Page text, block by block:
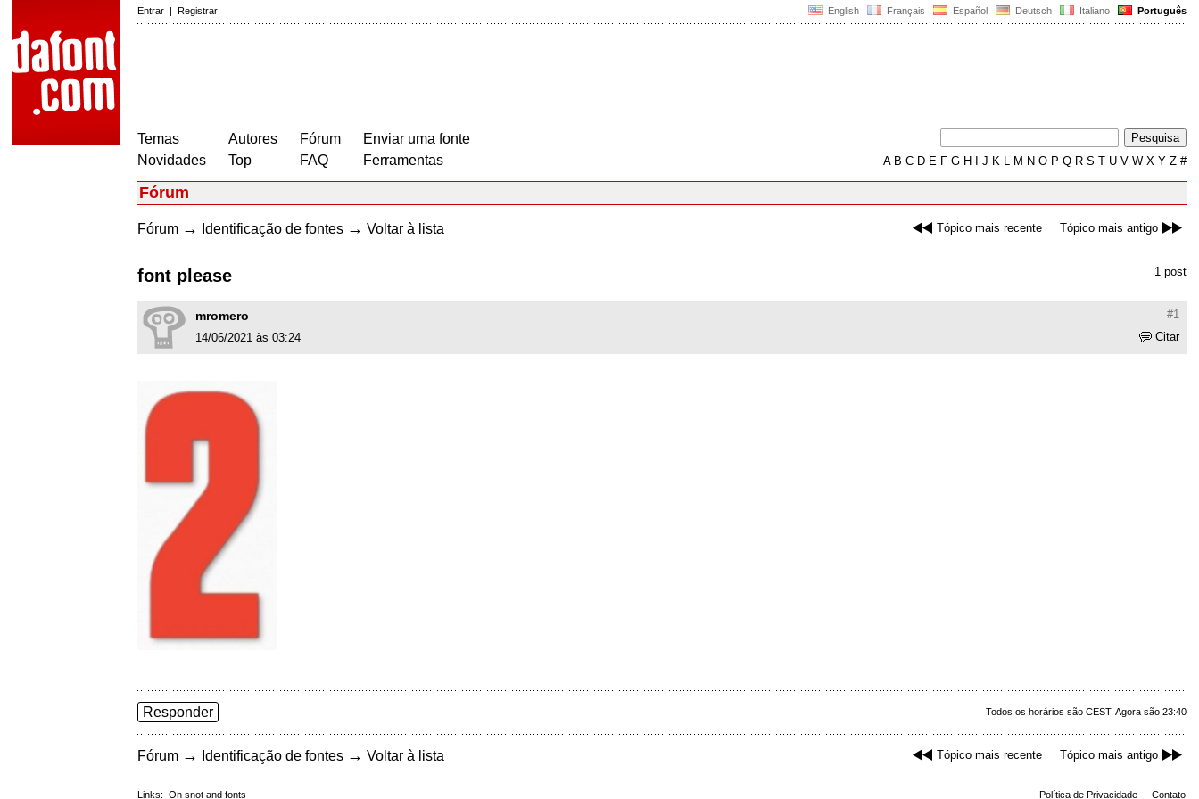
English Français Español Deutsch Italiano Português
Entrar | Registrar
Temas
Novidades
Autores
Top
Fórum
FAQ
Enviar uma fonte
Ferramentas
AB C D E F G H J K L M N O P Q R S T U V W X Y Z #
Fórum
Tópico mais recente Tópico mais antigo
Fórum → Identificação de fontes → Voltar à lista
1 post
font please
#1
mromero
Citar
14/06/2021 às 03:24
Todos os horários são CEST. Agora são 23:40
Responder
Tópico mais recente Tópico mais antigo
Fórum → Identificação de fontes → Voltar à lista
Política de Privacidade - Contato
Links: On snot and fonts